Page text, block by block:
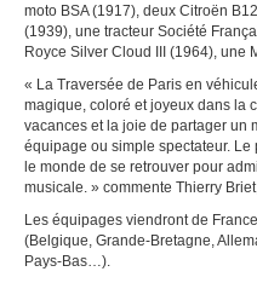
moto BSA (1917), deux Citroën
(1939), une tracteur Société
Royce Silver Cloud III (1964), une
« La Traversée de Paris en
magique, coloré et joyeux dans la
vacances et la joie de partager un
équipage ou simple spectateur.
le monde de se retrouver pour
musicale. » commente Thierry
Les équipages viendront de
(Belgique, Grande-Bretagne,
Pays-Bas…).